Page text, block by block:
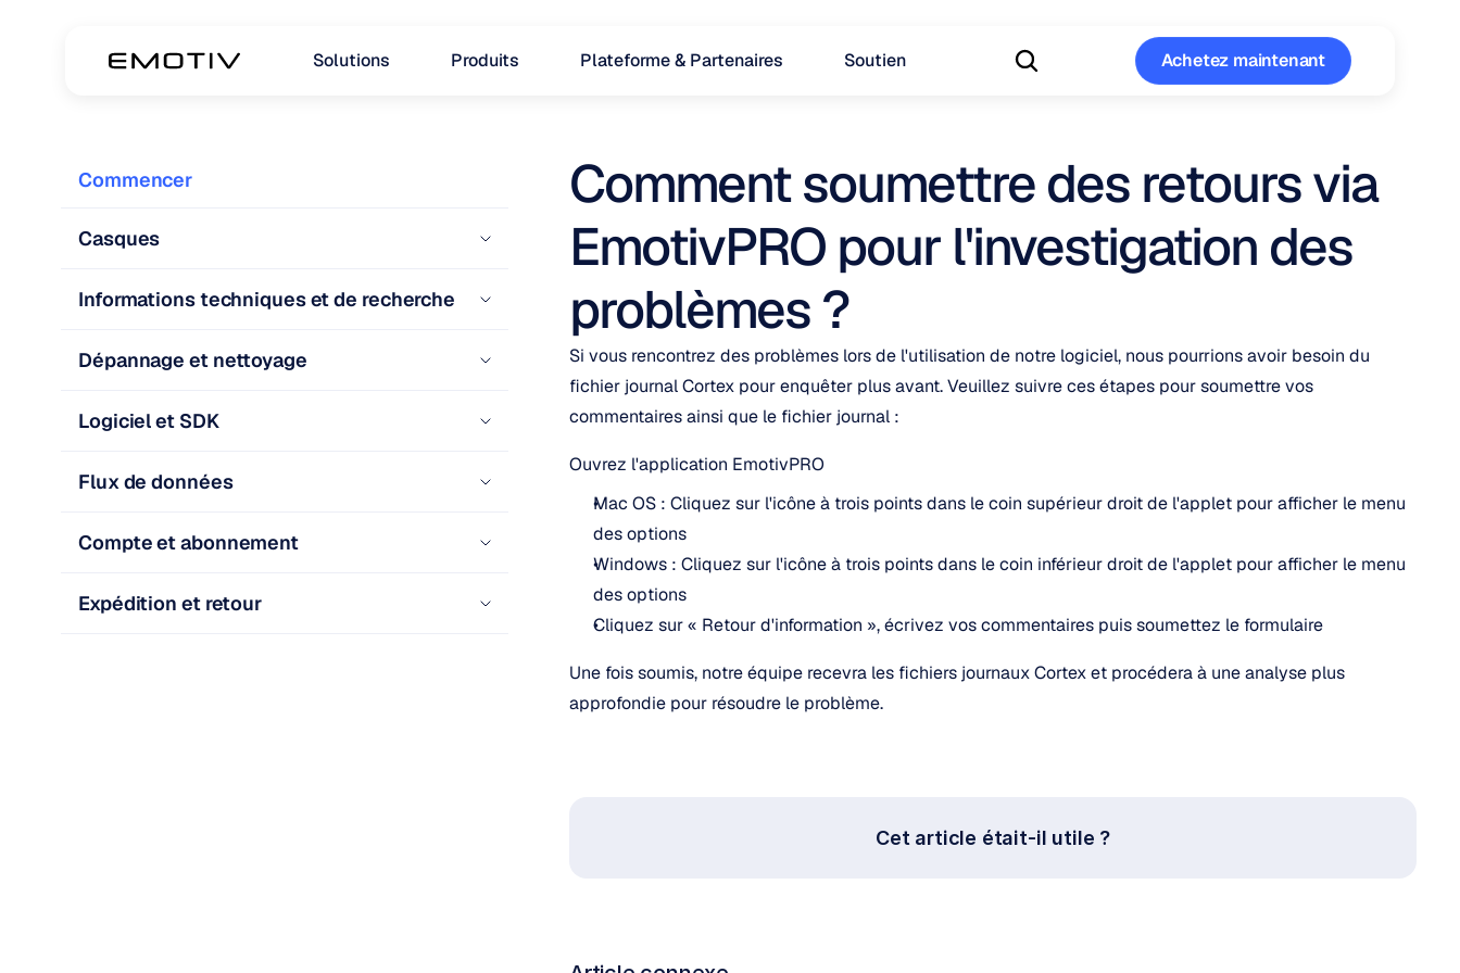
Solutions Produits Plateforme & Partenaires Soutien
Achetez maintenant
Commencer
Casques
Informations techniques et de recherche
Dépannage et nettoyage
Logiciel et SDK
Flux de données
Compte et abonnement
Expédition et retour
Comment soumettre des retours via
EmotivPRO pour l'investigation des
problèmes ?
Si vous rencontrez des problèmes lors de l'utilisation de notre logiciel, nous pourrions avoir besoin du
fichier journal Cortex pour enquêter plus avant. Veuillez suivre ces étapes pour soumettre vos
commentaires ainsi que le fichier journal :
Ouvrez l'application EmotivPRO
Mac OS : Cliquez sur l'icône à trois points dans le coin supérieur droit de l'applet pour afficher le menu
des options
Windows : Cliquez sur l'icône à trois points dans le coin inférieur droit de l'applet pour afficher le menu
des options
Cliquez sur « Retour d'information », écrivez vos commentaires puis soumettez le formulaire
Une fois soumis, notre équipe recevra les fichiers journaux Cortex et procédera à une analyse plus
approfondie pour résoudre le problème.
Cet article était-il utile ?